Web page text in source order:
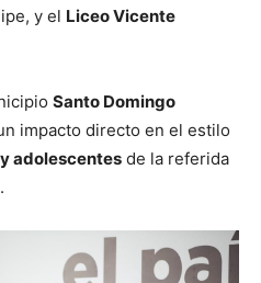
y el Liceo Vicente
Santo Domingo
impacto directo en el estilo
adolescentes de la referida